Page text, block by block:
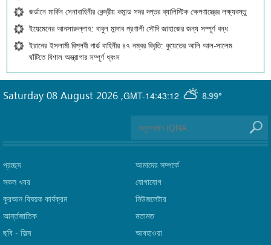
জর্ডানে মার্কিন সেনাবাহিনীর কেন্দ্রীয় কমান্ড সদর দপ্তর ব্যালিস্টিক ক্ষেপণাস্ত্রের লক্ষ্যবস্তু
ইয়েমেনের আনসারুল্লাহ: বাবুল মান্দাব প্রণালী সৌদি জাহাজের জন্য সম্পূর্ণ বন্ধ
ইরানের ইসলামী বিপ্লবী গার্ড বাহিনীর ৪৭ নম্বর বিবৃতি: কুয়েতের আলি আল-সালেম
ঘাঁটিতে বিশাল অস্ত্রাগার সম্পূর্ণ ধ্বংস
GMT-14:43:12 8.99°
Saturday 08 August 2026 ,
প্রচ্ছদ
সকল খবর
কুরআন বিষয়ক কার্যক্রম
আর্ন্তজাতিক
ছবি‎ - ফিল্ম
আমাদের সম্পর্কে
যোগাযোগ
নিউজলেটার
মতামত
আবহাওয়া